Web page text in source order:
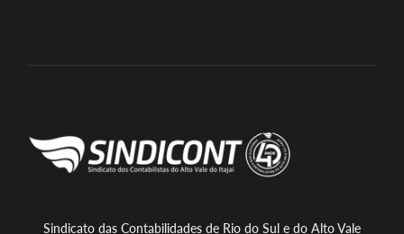
Sindicato das Contabilidades de Rio do Sul e do Alto Vale